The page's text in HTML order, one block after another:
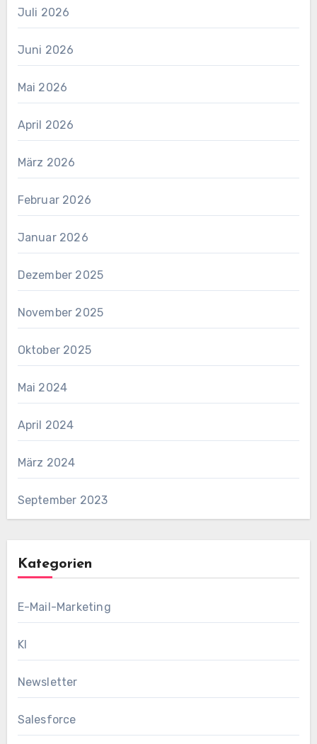
Juli 2026
Juni 2026
Mai 2026
April 2026
März 2026
Februar 2026
Januar 2026
Dezember 2025
November 2025
Oktober 2025
Mai 2024
April 2024
März 2024
September 2023
Kategorien
E-Mail-Marketing
KI
Newsletter
Salesforce